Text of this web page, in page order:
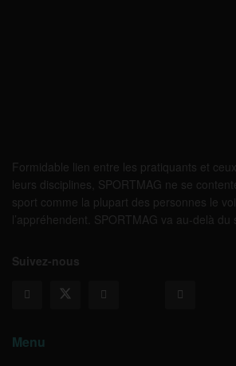
Formidable lien entre les pratiquants et
leurs disciplines, SPORTMAG ne se
sport comme la plupart des personnes le
l’appréhendent. SPORTMAG va au-delà
Suivez-nous
Menu